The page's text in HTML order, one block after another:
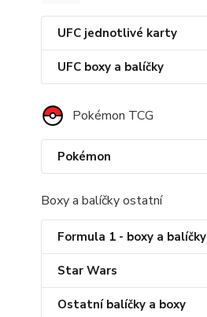
UFC jednotlivé karty
UFC boxy a balíčky
Pokémon TCG
Pokémon
Boxy a balíčky ostatní
Formula 1 - boxy a balíčky
Star Wars
Ostatní balíčky a boxy